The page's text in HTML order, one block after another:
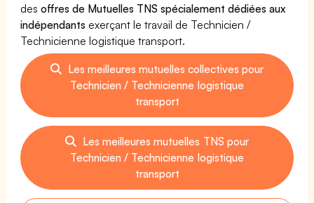
desoffres de Mutuelles TNS spécialement dédiées aux
indépendants exerçant le travail de Technicien /
Technicienne logistique transport.
Les meilleures mutuelles collectives pour
Technicien / Technicienne logistique
transport
Les meilleures mutuelles TNS pour
Technicien / Technicienne logistique
transport